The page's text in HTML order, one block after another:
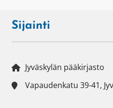
Sijainti
Jyväskylän pääkirjasto
Vapaudenkatu 39-41,